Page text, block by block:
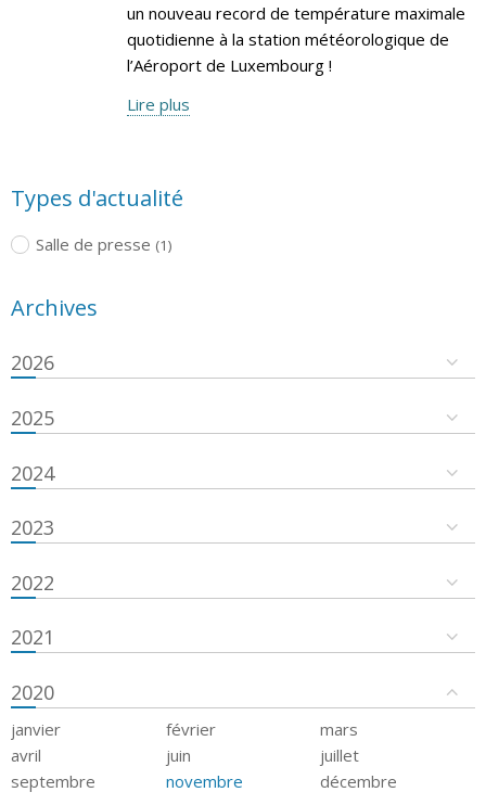
un nouveau record de température maximale
quotidienne à la station météorologique de
l’Aéroport de Luxembourg !
Lire plus
Types d'actualité
Salle de presse (1)
Archives
2026
2025
2024
2023
2022
2021
2020
janvier février
mars
avril
juin
juillet
septembre
novembre décembre